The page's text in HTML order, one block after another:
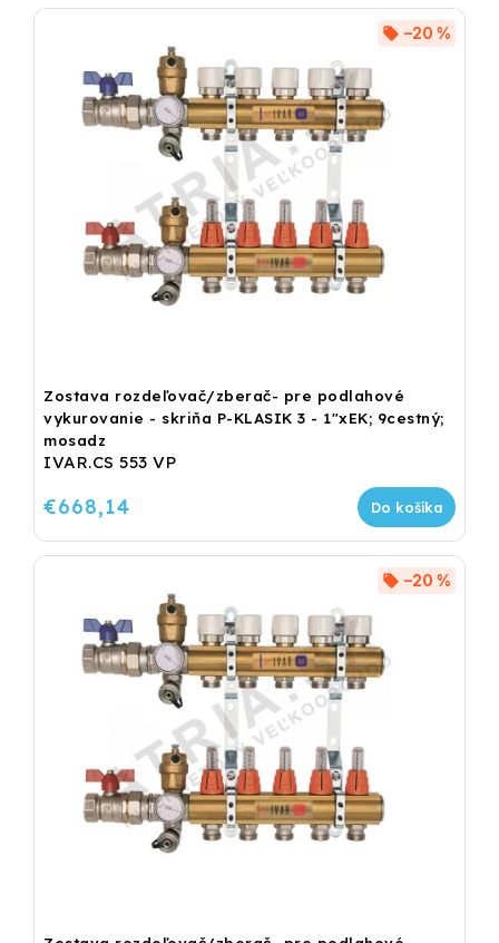
Zostava rozdeľovač/zberač- pre podlahové
vykurovanie - skriňa P-KLASIK 3 - 1"xEK; 9cestný;
mosadz
IVAR.CS 553 VP
–20 %
€668,14 Do košíka
–20 %